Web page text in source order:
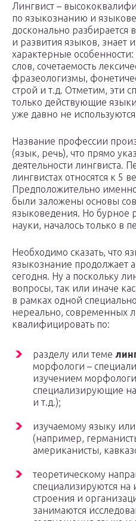
Лингвист –
по языкознанию и
досконально
и развития языков, знает
характерные
слов, сочетаемость
фразеологизмы,
строй и т.д. Отметим, эти
только действующие
уже давно не
Название профессии
(язык, речь), что прямо
деятельности лингвиста.
лингвистах относятся к 5
Предположительно
были заложены основы
языковедения. Но бурное
науки, началось только в
Необходимо сказать, что
языкознание продолжает
сегодня. Ну а поскольку
вопросы, так или иначе
в рамках одной
нереально, современных
квалифицировать по:
разделу или теме
морфологи –
изучением
специализирующие
и т.д.);
изучаемому языку
(например,
американисты,
теоретическому
специализируются
строения и
занимаются